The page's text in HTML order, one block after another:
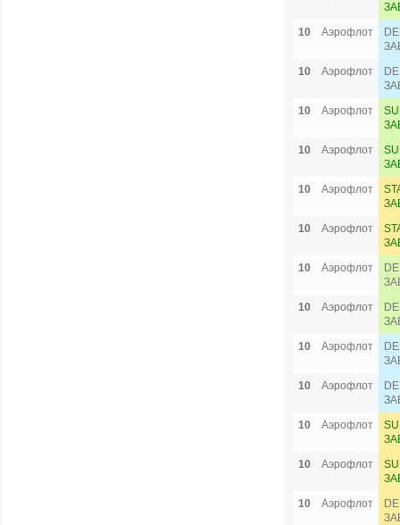
10
Аэрофлот
10
Аэрофлот
10
Аэрофлот
10
Аэрофлот
10
Аэрофлот
10
Аэрофлот
10
Аэрофлот
10
Аэрофлот
10
Аэрофлот
10
Аэрофлот
10
Аэрофлот
10
Аэрофлот
10
Аэрофлот